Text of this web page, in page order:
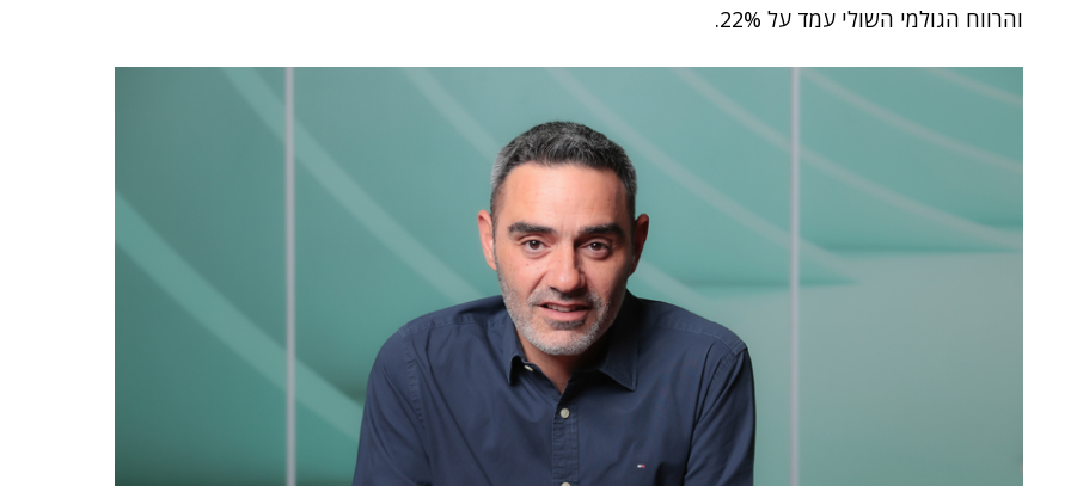
והרווח הגולמי השולי עמד על 22%.